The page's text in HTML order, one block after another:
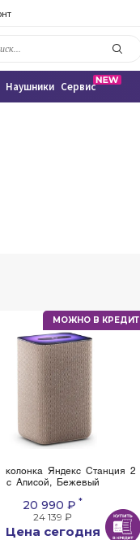
Наушники Сервис
МОЖНО В КРЕДИТ
колонка Яндекс Станция 2
с Алисой, Бежевый
20 990 ₽ *
24 139 ₽
Цена сегодня